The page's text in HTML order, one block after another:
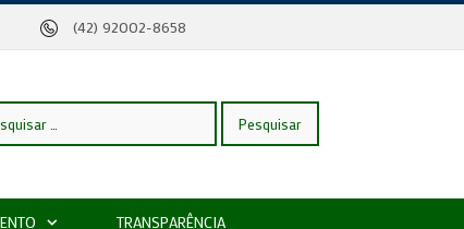
(42) 92002-8658
TRANSPARÊNCIA